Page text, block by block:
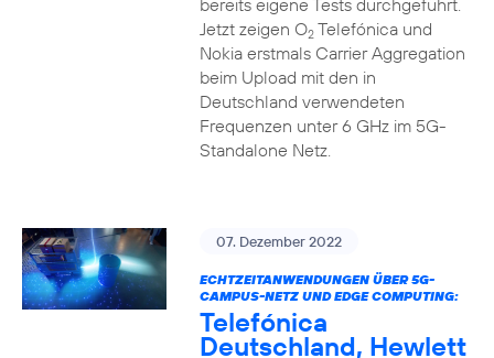
bereits eigene Tests durchgeführt.
Jetzt zeigen O2Telefónica und
Nokia erstmals Carrier Aggregation
beim Upload mit den in
Deutschland verwendeten
Frequenzen unter 6 GHz im 5G-
Standalone Netz.
07. Dezember 2022
ECHTZEITANWENDUNGEN ÜBER 5G-
CAMPUS-NETZ UND EDGE COMPUTING:
Telefónica
Deutschland, Hewlett